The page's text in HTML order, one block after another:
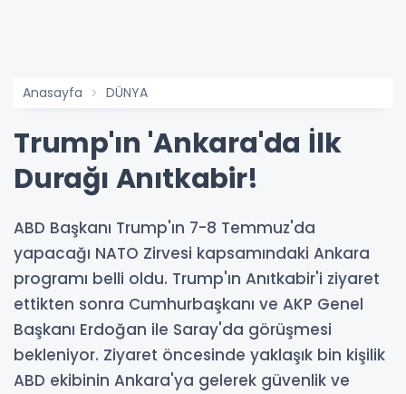
Anasayfa DÜNYA
Trump'ın 'Ankara'da İlk
Durağı Anıtkabir!
ABD Başkanı Trump'ın 7-8 Temmuz'da
yapacağı NATO Zirvesi kapsamındaki Ankara
programı belli oldu. Trump'ın Anıtkabir'i ziyaret
ettikten sonra Cumhurbaşkanı ve AKP Genel
Başkanı Erdoğan ile Saray'da görüşmesi
bekleniyor. Ziyaret öncesinde yaklaşık bin kişilik
ABD ekibinin Ankara'ya gelerek güvenlik ve